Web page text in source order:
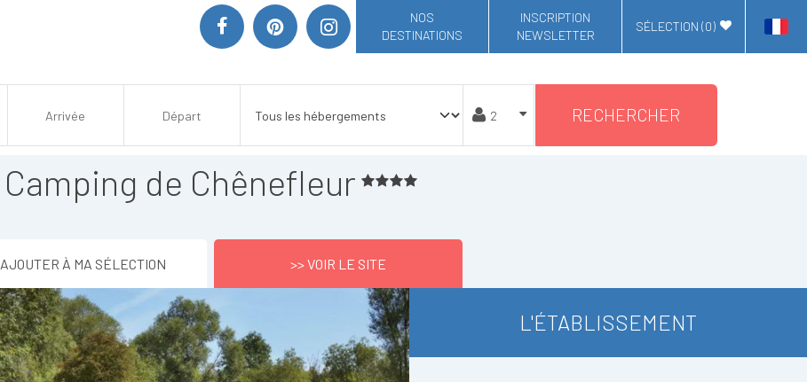
NOS
DESTINATIONS
INSCRIPTION
NEWSLETTER
SÉLECTION (0)
RECHERCHER
Camping de Chênefleur
AJOUTER À MA SÉLECTION >> VOIR LE SITE
L'ÉTABLISSEMENT